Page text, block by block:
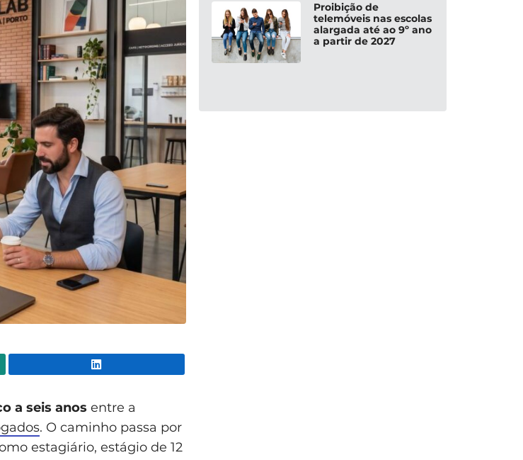
a seis anos entre a
. O caminho passa por
estagiário, estágio de 12
Proibição de
telemóveis nas escolas
alargada até ao 9º ano
a partir de 2027